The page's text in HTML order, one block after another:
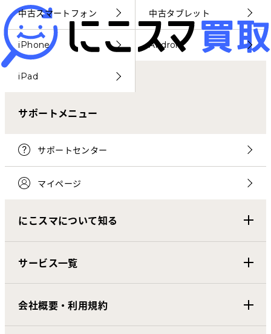
マイページ
中古スマートフォン 中古タブレット
iPhone Android
iPad
サポートメニュー
サポートセンター
マイページ
にこスマについて知る
サービス一覧
会社概要・利用規約